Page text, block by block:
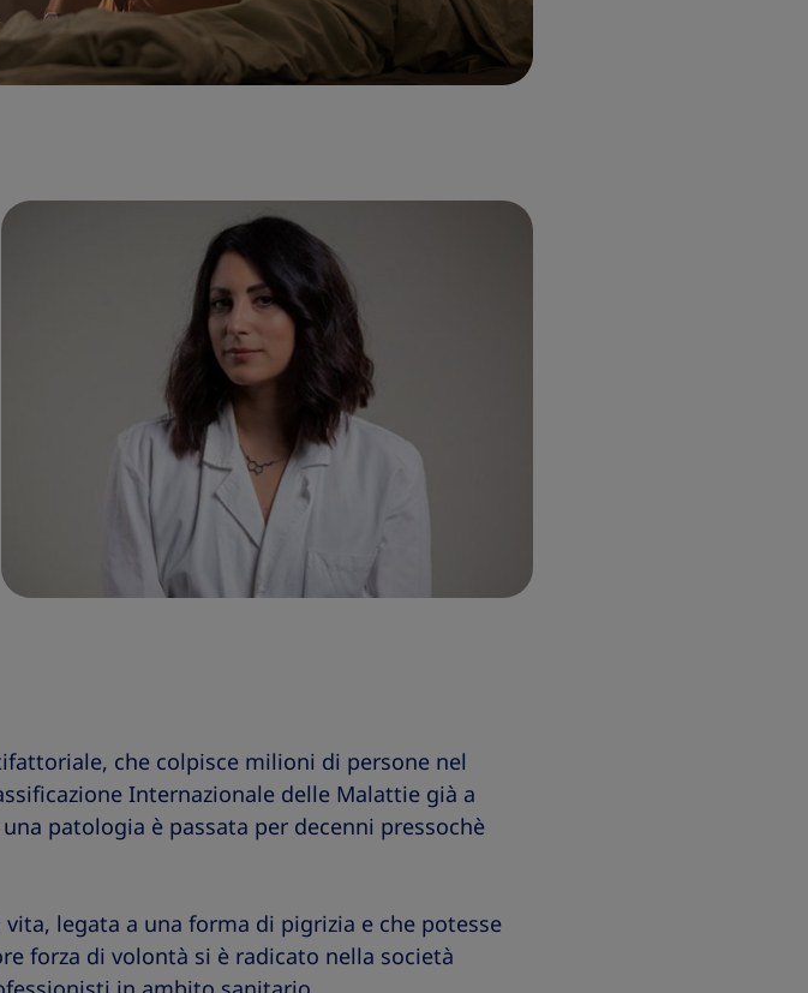
che colpisce milioni di persone nel
Internazionale delle Malattie già a
patologia è passata per decenni pressochè
legata a una forma di pigrizia e che potesse
forza di volontà si è radicato nella società